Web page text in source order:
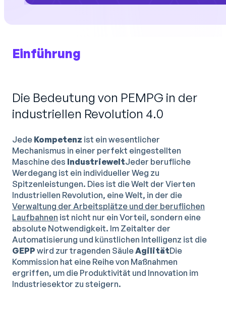
Einführung
Die Bedeutung von PEMPG in der
industriellen Revolution 4.0
Jede Kompetenz ist ein wesentlicher
Mechanismus in einer perfekt eingestellten
Maschine des IndustrieweltJeder berufliche
Werdegang ist ein individueller Weg zu
Spitzenleistungen. Dies ist die Welt der Vierten
Industriellen Revolution, eine Welt, in der die
Verwaltung der Arbeitsplätze und der beruflichen
Laufbahnen ist nicht nur ein Vorteil, sondern eine
absolute Notwendigkeit. Im Zeitalter der
Automatisierung und künstlichen Intelligenz ist die
GEPP wird zur tragenden SäuleAgilitätDie
Kommission hat eine Reihe von Maßnahmen
ergriffen, um die Produktivität und Innovation im
Industriesektor zu steigern.